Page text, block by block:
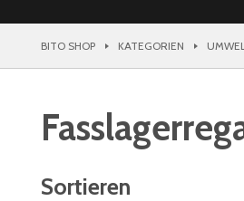
BITO SHOP KATEGORIEN
Sortieren